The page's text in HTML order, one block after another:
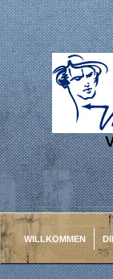
WILLKOMMEN